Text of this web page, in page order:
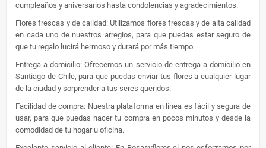
cumpleaños y aniversarios hasta condolencias y agradecimientos.
Flores frescas y de calidad: Utilizamos flores frescas y de alta calidad
en cada uno de nuestros arreglos, para que puedas estar seguro de
que tu regalo lucirá hermoso y durará por más tiempo.
Entrega a domicilio: Ofrecemos un servicio de entrega a domicilio en
Santiago de Chile, para que puedas enviar tus flores a cualquier lugar
de la ciudad y sorprender a tus seres queridos.
Facilidad de compra: Nuestra plataforma en línea es fácil y segura de
usar, para que puedas hacer tu compra en pocos minutos y desde la
comodidad de tu hogar u oficina.